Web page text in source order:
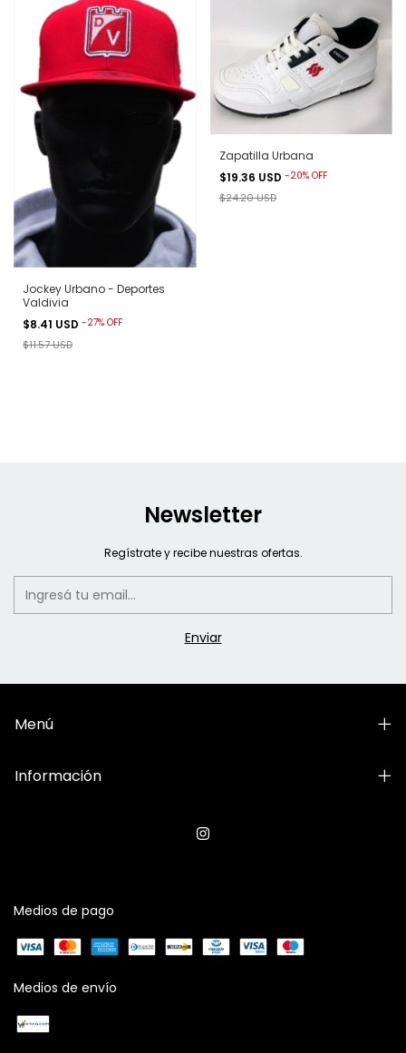
Jockey Urbano - Deportes
Valdivia
$8.41 USD -27% OFF
$11.57 USD
Zapatilla Urbana
$19.36 USD -20% OFF
$24.20 USD
Newsletter
Regístrate y recibe nuestras ofertas.
Menú
Información
Medios de pago
Medios de envío